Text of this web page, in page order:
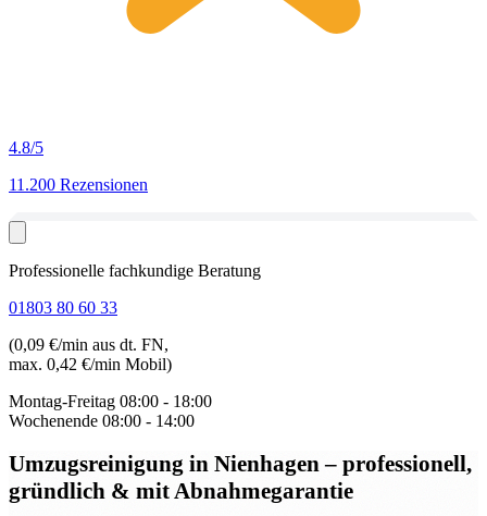
4.8/5
11.200 Rezensionen
Professionelle fachkundige Beratung
01803 80 60 33
(0,09 €/min aus dt. FN,
max. 0,42 €/min Mobil)
Montag-Freitag 08:00 - 18:00
Wochenende 08:00 - 14:00
Umzugsreinigung in Nienhagen– professionell,
gründlich & mit Abnahmegarantie